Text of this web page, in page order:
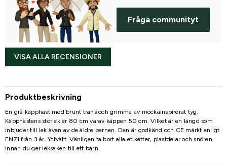
Fråga communityt
VISA ALLA RECENSIONER
Produktbeskrivning
En grå käpphäst med brunt träns och grimma av mockainspirerat tyg.
Käpphästens storlek är 80 cm varav käppen 50 cm. Vilket är en längd som
inbjuder till lek även av de äldre barnen. Den är godkänd och CE märkt enligt
EN71 från 3 år. Yttvätt. Vänligen ta bort alla etiketter, plastdelar och snören
innan du ger leksaken till ett barn.